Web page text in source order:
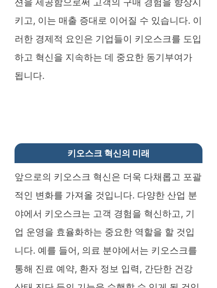
키고, 이는 매출 증대로 이어질 수 있습니다. 이
러한 경제적 요인은 기업들이 키오스크를 도입
하고 혁신을 지속하는 데 중요한 동기부여가
됩니다.
키오스크 혁신의 미래
앞으로의 키오스크 혁신은 더욱 다채롭고 포괄
적인 변화를 가져올 것입니다. 다양한 산업 분
야에서 키오스크는 고객 경험을 혁신하고, 기
업 운영을 효율화하는 중요한 역할을 할 것입
니다. 예를 들어, 의료 분야에서는 키오스크를
통해 진료 예약, 환자 정보 입력, 간단한 건강